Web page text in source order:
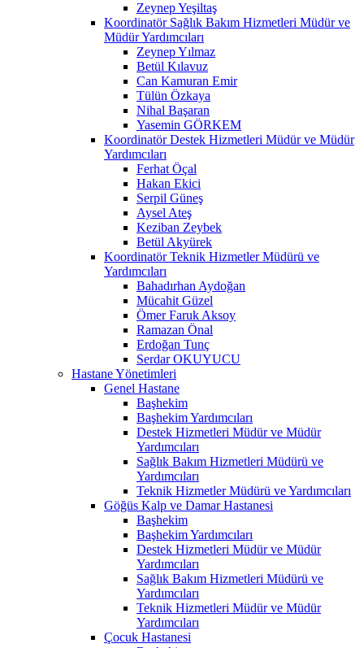
Zeynep Yeşiltaş
Koordinatör Sağlık Bakım Hizmetleri Müdür ve
Müdür Yardımcıları
Zeynep Yılmaz
Betül Kılavuz
Can Kamuran Emir
Tülün Özkaya
Nihal Başaran
Yasemin GÖRKEM
Koordinatör Destek Hizmetleri Müdür ve Müdür
Yardımcıları
Ferhat Öçal
Hakan Ekici
Serpil Güneş
Aysel Ateş
Keziban Zeybek
Betül Akyürek
Koordinatör Teknik Hizmetler Müdürü ve
Yardımcıları
Bahadırhan Aydoğan
Mücahit Güzel
Ömer Faruk Aksoy
Ramazan Önal
Erdoğan Tunç
Serdar OKUYUCU
Hastane Yönetimleri
Genel Hastane
Başhekim
Başhekim Yardımcıları
Destek Hizmetleri Müdür ve Müdür
Yardımcıları
Sağlık Bakım Hizmetleri Müdürü ve
Yardımcıları
Teknik Hizmetler Müdürü ve Yardımcıları
Göğüs Kalp ve Damar Hastanesi
Başhekim
Başhekim Yardımcıları
Destek Hizmetleri Müdür ve Müdür
Yardımcıları
Sağlık Bakım Hizmetleri Müdürü ve
Yardımcıları
Teknik Hizmetleri Müdür ve Müdür
Yardımcıları
Çocuk Hastanesi